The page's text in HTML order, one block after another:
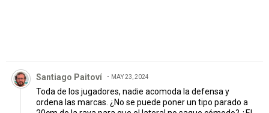
Comentario de Santiago Paitoví.
Santiago Paitoví MAY 23, 2024
Toda de los jugadores, nadie acomoda la defensa y
ordena las marcas. ¿No se puede poner un tipo parado a